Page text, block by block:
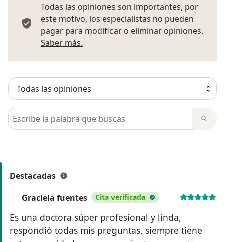
Todas las opiniones son importantes, por
este motivo, los especialistas no pueden
pagar para modificar o eliminar opiniones.
Saber más.
Busca en opiniones
Destacadas
Graciela fuentes Cita verificada
Es una doctora súper profesional y linda,
respondió todas mis preguntas, siempre tiene